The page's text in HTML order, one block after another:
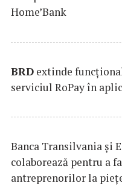
Home’Bank
BRD extinde
serviciul RoPay în
Banca Transilvania şi
colaborează pentru a
antreprenorilor la